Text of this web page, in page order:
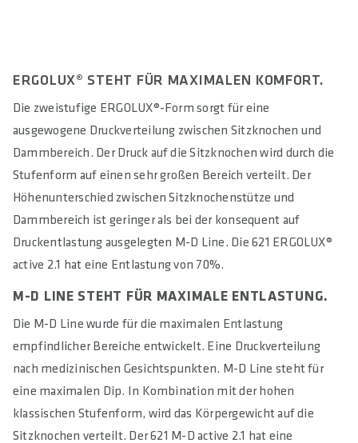
ERGOLUX® STEHT FÜR MAXIMALEN KOMFORT.
Die zweistufige ERGOLUX®-Form sorgt für eine
ausgewogene Druckverteilung zwischen Sitzknochen und
Dammbereich. Der Druck auf die Sitzknochen wird durch die
Stufenform auf einen sehr großen Bereich verteilt. Der
Höhenunterschied zwischen Sitzknochenstütze und
Dammbereich ist geringer als bei der konsequent auf
Druckentlastung ausgelegten M-D Line. Die 621 ERGOLUX®
active 2.1 hat eine Entlastung von 70%.
M-D LINE STEHT FÜR MAXIMALE ENTLASTUNG.
Die M-D Line wurde für die maximalen Entlastung
empfindlicher Bereiche entwickelt. Eine Druckverteilung
nach medizinischen Gesichtspunkten. M-D Line steht für
eine maximalen Dip. In Kombination mit der hohen
klassischen Stufenform, wird das Körpergewicht auf die
Sitzknochen verteilt. Der 621 M-D active 2.1 hat eine